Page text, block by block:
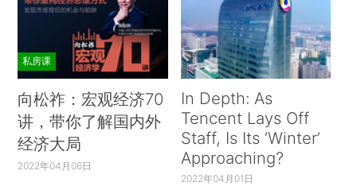
私房课
向松祚：宏观经济70
讲，带你了解国内外
经济大局
2022年04月06日
In Depth: As
Tencent Lays Off
Staff, Is Its ‘Winter’
Approaching?
2022年04月01日